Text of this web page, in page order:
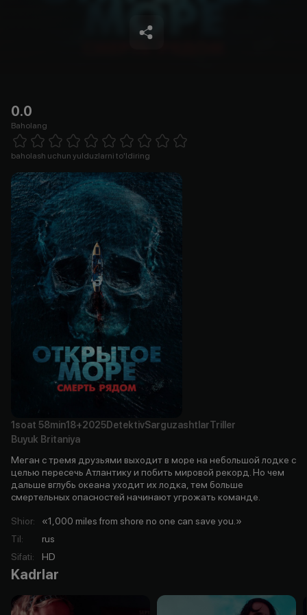
0.0
Baholang
1 Star 2 Stars 3 Stars 4 Stars5 Stars 6 Stars7 Stars8 Stars
baholash uchun yulduzlarni to'ldiring
1soat 58min18+2025DetektivSarguzashtlarTriller
Buyuk Britaniya
Меган с тремя друзьями выходит в море на небольшой лодке с
целью пересечь Атлантику и побить мировой рекорд. Но чем
дальше вглубь океана уходит их лодка, тем больше
смертельных опасностей начинают угрожать команде.
Shior:
«1,000 miles from shore no one can save you.»
Til:
rus
Sifati: HD
Kadrlar